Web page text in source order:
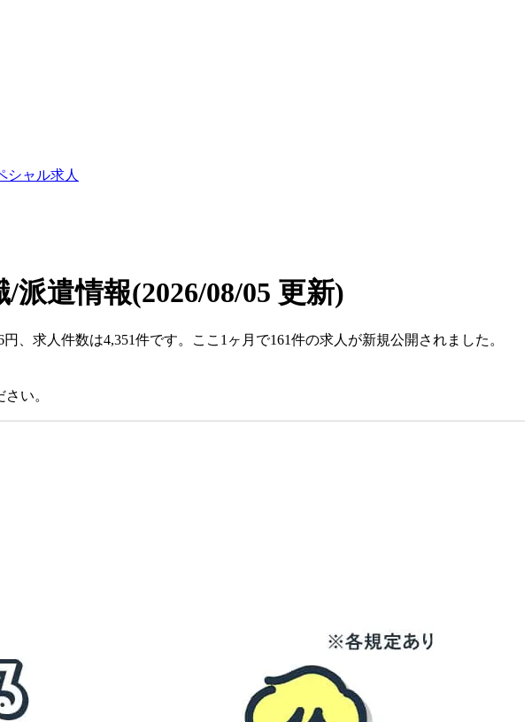
シャル求人
/派遣情報(2026/08/05 更新)
、求人件数は4,351件です。ここ1ヶ月で161件の求人が新規公開されました。
い。